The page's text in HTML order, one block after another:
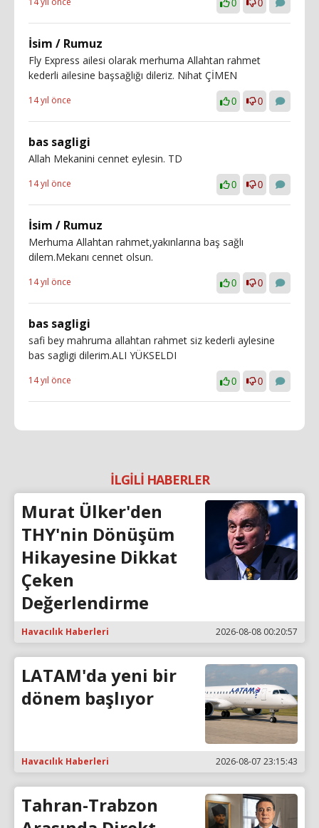
0 0
İsim / Rumuz
Fly Express ailesi olarak merhuma Allahtan rahmet
kederli ailesine başsağlığı dileriz. Nihat ÇİMEN
14 yıl önce 0 0
bas sagligi
Allah Mekanini cennet eylesin. TD
14 yıl önce 0 0
İsim / Rumuz
Merhuma Allahtan rahmet,yakınlarına baş sağlı
dilem.Mekanı cennet olsun.
14 yıl önce 0 0
bas sagligi
safi bey mahruma allahtan rahmet siz kederli aylesine
bas sagligi dilerim.ALI YÜKSELDI
14 yıl önce 0 0
İLGİLİ HABERLER
Murat Ülker'den
THY'nin Dönüşüm
Hikayesine Dikkat
Çeken
Değerlendirme
Havacılık Haberleri 2026-08-08 00:20:57
LATAM'da yeni bir
dönem başlıyor
Havacılık Haberleri 2026-08-07 23:15:43
Tahran-Trabzon